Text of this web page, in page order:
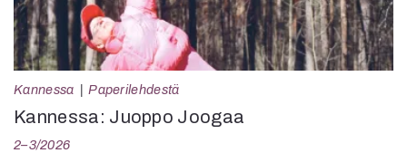
Kannessa Paperilehdestä
Kannessa: Juoppo Joogaa
2–3/2026